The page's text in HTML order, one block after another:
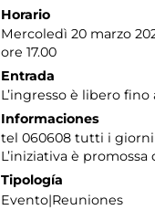
Horario
Mercoledì 20 marzo
ore 17.00
Entrada
L’ingresso è libero
Informaciones
tel 060608 tutti i giorni
L’iniziativa è promossa
Tipología
Evento|Reuniones